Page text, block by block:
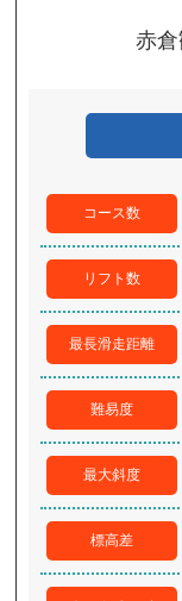
赤
コース数
リフト数
最長滑走距離
難易度
最大斜度
標高差